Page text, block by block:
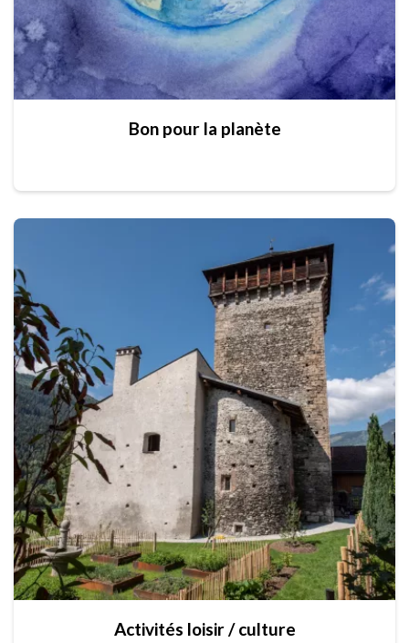
Bon pour la planète
Activités loisir / culture